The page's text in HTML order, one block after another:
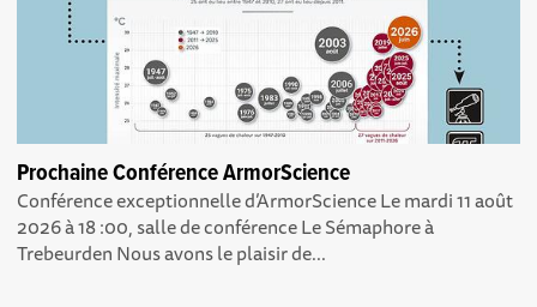
Prochaine Conférence ArmorScience
Conférence exceptionnelle d’ArmorScience Le mardi 11 août
2026 à 18 :00, salle de conférence Le Sémaphore à
Trebeurden Nous avons le plaisir de...